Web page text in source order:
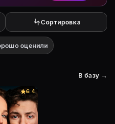
Сортировка
оценили
В базу →
6.4